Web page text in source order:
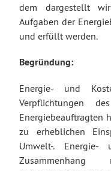
dem dargestellt
Aufgaben der
und erfüllt werden.
Begründung:
Energie- und
Verpflichtungen
Energiebeauftragten
zu erheblichen
Umwelt-.